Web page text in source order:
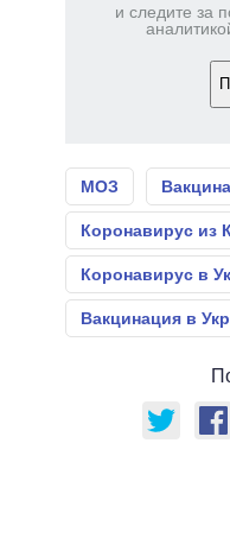
и следите за
МОЗ Вакцина
Коронавирус из
Коронавирус в
Вакцинация в